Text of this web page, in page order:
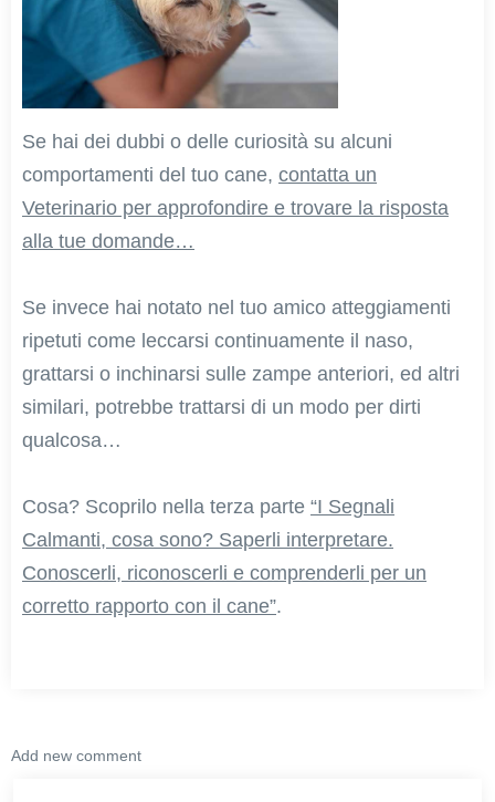
Se hai dei dubbi o delle curiosità su alcuni
comportamenti del tuo cane, contatta un
Veterinario per approfondire e trovare la risposta
alla tue domande…
Se invece hai notato nel tuo amico atteggiamenti
ripetuti come leccarsi continuamente il naso,
grattarsi o inchinarsi sulle zampe anteriori, ed altri
similari, potrebbe trattarsi di un modo per dirti
qualcosa…
Cosa? Scoprilo nella terza parte “I Segnali
Calmanti, cosa sono? Saperli interpretare.
Conoscerli, riconoscerli e comprenderli per un
corretto rapporto con il cane”.
Add new comment